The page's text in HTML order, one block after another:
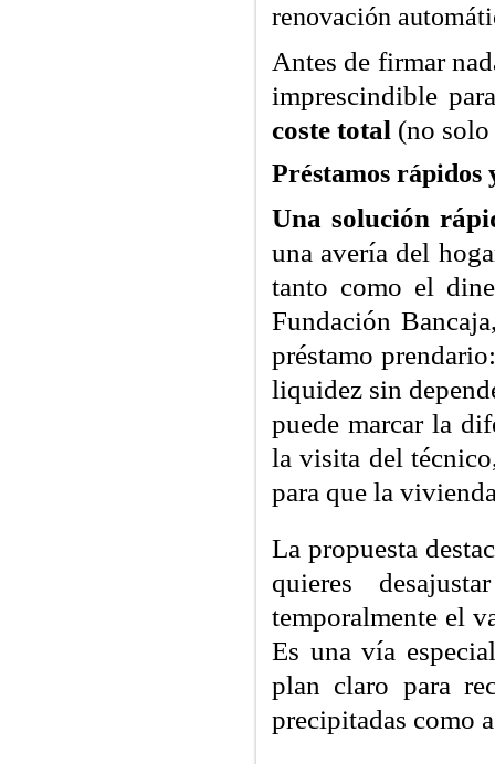
renovación
Antes de firmar
imprescindible
coste total (no solo
Préstamos rápidos
Una solución
una avería del
tanto como el
Fundación
préstamo
liquidez sin
puede marcar la
la visita del
para que la
La propuesta
quieres
temporalmente el
Es una vía
plan claro para
precipitadas como